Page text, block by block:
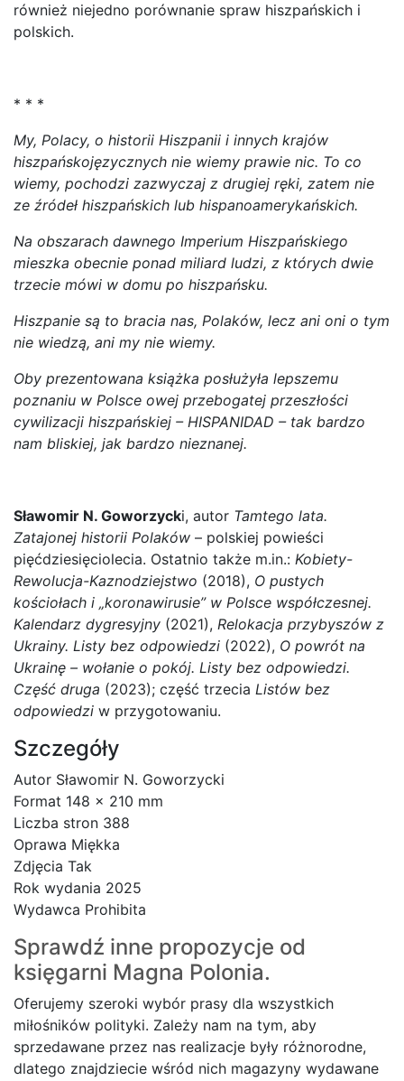
również niejedno porównanie spraw hiszpańskich i
polskich.
* * *
My, Polacy, o historii Hiszpanii i innych krajów
hiszpańskojęzycznych nie wiemy prawie nic. To co
wiemy, pochodzi zazwyczaj z drugiej ręki, zatem nie
ze źródeł hiszpańskich lub hispanoamerykańskich.
Na obszarach dawnego Imperium Hiszpańskiego
mieszka obecnie ponad miliard ludzi, z których dwie
trzecie mówi w domu po hiszpańsku.
Hiszpanie są to bracia nas, Polaków, lecz ani oni o tym
nie wiedzą, ani my nie wiemy.
Oby prezentowana książka posłużyła lepszemu
poznaniu w Polsce owej przebogatej przeszłości
cywilizacji hiszpańskiej – HISPANIDAD – tak bardzo
nam bliskiej, jak bardzo nieznanej.
Sławomir N. Goworzycki, autor Tamtego lata.
Zatajonej historii Polaków – polskiej powieści
pięćdziesięciolecia. Ostatnio także m.in.: Kobiety-
Rewolucja-Kaznodziejstwo (2018), O pustych
kościołach i „koronawirusie” w Polsce współczesnej.
Kalendarz dygresyjny (2021), Relokacja przybyszów z
Ukrainy. Listy bez odpowiedzi (2022), O powrót na
Ukrainę – wołanie o pokój. Listy bez odpowiedzi.
Część druga (2023); część trzecia Listów bez
odpowiedzi w przygotowaniu.
Szczegóły
Autor Sławomir N. Goworzycki
Format 148 x 210 mm
Liczba stron 388
Oprawa Miękka
Zdjęcia Tak
Rok wydania 2025
Wydawca Prohibita
Sprawdź inne propozycje od
księgarni Magna Polonia.
Oferujemy szeroki wybór prasy dla wszystkich
miłośników polityki. Zależy nam na tym, aby
sprzedawane przez nas realizacje były różnorodne,
dlatego znajdziecie wśród nich magazyny wydawane